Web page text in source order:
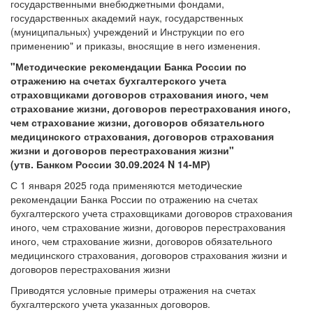
государственными внебюджетными фондами,
государственных академий наук, государственных
(муниципальных) учреждений и Инструкции по его
применению" и приказы, вносящие в него изменения.
"Методические рекомендации Банка России по
отражению на счетах бухгалтерского учета
страховщиками договоров страхования иного, чем
страхование жизни, договоров перестрахования иного,
чем страхование жизни, договоров обязательного
медицинского страхования, договоров страхования
жизни и договоров перестрахования жизни"
(утв. Банком России 30.09.2024 N 14-МР)
С 1 января 2025 года применяются методические
рекомендации Банка России по отражению на счетах
бухгалтерского учета страховщиками договоров страхования
иного, чем страхование жизни, договоров перестрахования
иного, чем страхование жизни, договоров обязательного
медицинского страхования, договоров страхования жизни и
договоров перестрахования жизни
Приводятся условные примеры отражения на счетах
бухгалтерского учета указанных договоров.